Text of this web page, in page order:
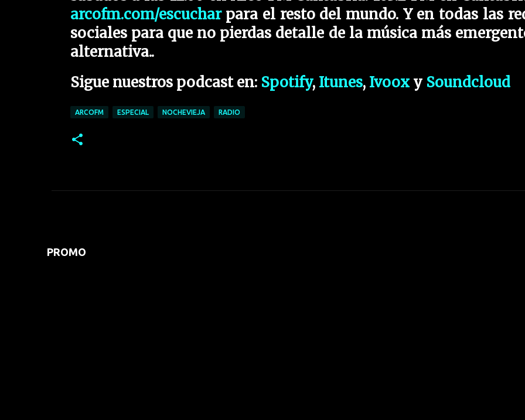
arcofm.com/escucharpara el resto del mundo. Y en todas las
sociales para que no pierdas detalle de la música más
alternativa..
Sigue nuestros podcast en: Spotify, Itunes, Ivooxy Soundcloud
ARCOFM ESPECIAL NOCHEVIEJA RADIO
PROMO